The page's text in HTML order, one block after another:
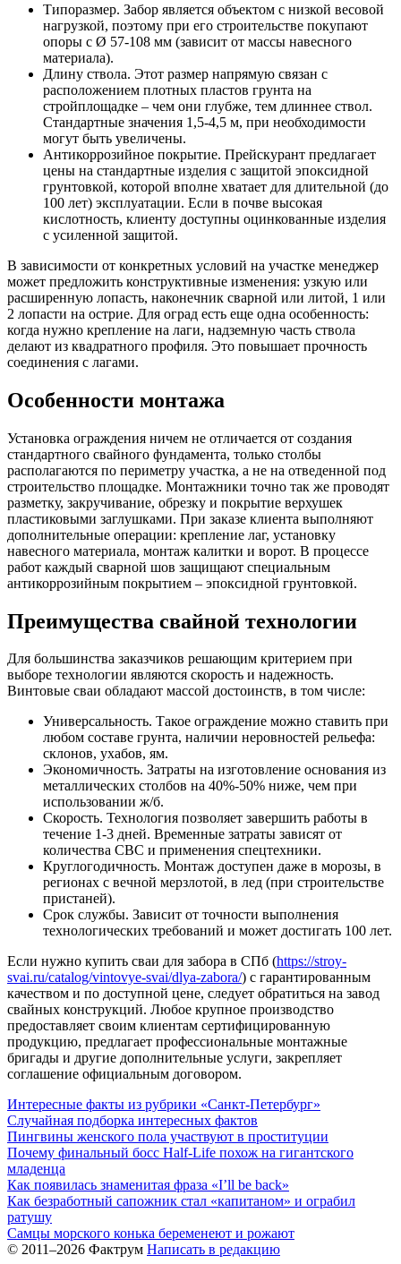
Типоразмер. Забор является объектом с низкой весовой
нагрузкой, поэтому при его строительстве покупают
опоры с Ø 57-108 мм (зависит от массы навесного
материала).
Длину ствола. Этот размер напрямую связан с
расположением плотных пластов грунта на
стройплощадке – чем они глубже, тем длиннее ствол.
Стандартные значения 1,5-4,5 м, при необходимости
могут быть увеличены.
Антикоррозийное покрытие. Прейскурант предлагает
цены на стандартные изделия с защитой эпоксидной
грунтовкой, которой вполне хватает для длительной (до
100 лет) эксплуатации. Если в почве высокая
кислотность, клиенту доступны оцинкованные изделия
с усиленной защитой.
В зависимости от конкретных условий на участке менеджер
может предложить конструктивные изменения: узкую или
расширенную лопасть, наконечник сварной или литой, 1 или
2 лопасти на острие. Для оград есть еще одна особенность:
когда нужно крепление на лаги, надземную часть ствола
делают из квадратного профиля. Это повышает прочность
соединения с лагами.
Особенности монтажа
Установка ограждения ничем не отличается от создания
стандартного свайного фундамента, только столбы
располагаются по периметру участка, а не на отведенной под
строительство площадке. Монтажники точно так же проводят
разметку, закручивание, обрезку и покрытие верхушек
пластиковыми заглушками. При заказе клиента выполняют
дополнительные операции: крепление лаг, установку
навесного материала, монтаж калитки и ворот. В процессе
работ каждый сварной шов защищают специальным
антикоррозийным покрытием – эпоксидной грунтовкой.
Преимущества свайной технологии
Для большинства заказчиков решающим критерием при
выборе технологии являются скорость и надежность.
Винтовые сваи обладают массой достоинств, в том числе:
Универсальность. Такое ограждение можно ставить при
любом составе грунта, наличии неровностей рельефа:
склонов, ухабов, ям.
Экономичность. Затраты на изготовление основания из
металлических столбов на 40%-50% ниже, чем при
использовании ж/б.
Скорость. Технология позволяет завершить работы в
течение 1-3 дней. Временные затраты зависят от
количества СВС и применения спецтехники.
Круглогодичность. Монтаж доступен даже в морозы, в
регионах с вечной мерзлотой, в лед (при строительстве
пристаней).
Срок службы. Зависит от точности выполнения
технологических требований и может достигать 100 лет.
Если нужно купить сваи для забора в СПб (https://stroy-
svai.ru/catalog/vintovye-svai/dlya-zabora/) с гарантированным
качеством и по доступной цене, следует обратиться на завод
свайных конструкций. Любое крупное производство
предоставляет своим клиентам сертифицированную
продукцию, предлагает профессиональные монтажные
бригады и другие дополнительные услуги, закрепляет
соглашение официальным договором.
Интересные факты из рубрики «Санкт-Петербург»
Случайная подборка интересных фактов
Пингвины женского пола участвуют в проституции
Почему финальный босс Half-Life похож на гигантского
младенца
Как появилась знаменитая фраза «I’ll be back»
Как безработный сапожник стал «капитаном» и ограбил
ратушу
Самцы морского конька беременеют и рожают
© 2011–2026 Фактрум Написать в редакцию